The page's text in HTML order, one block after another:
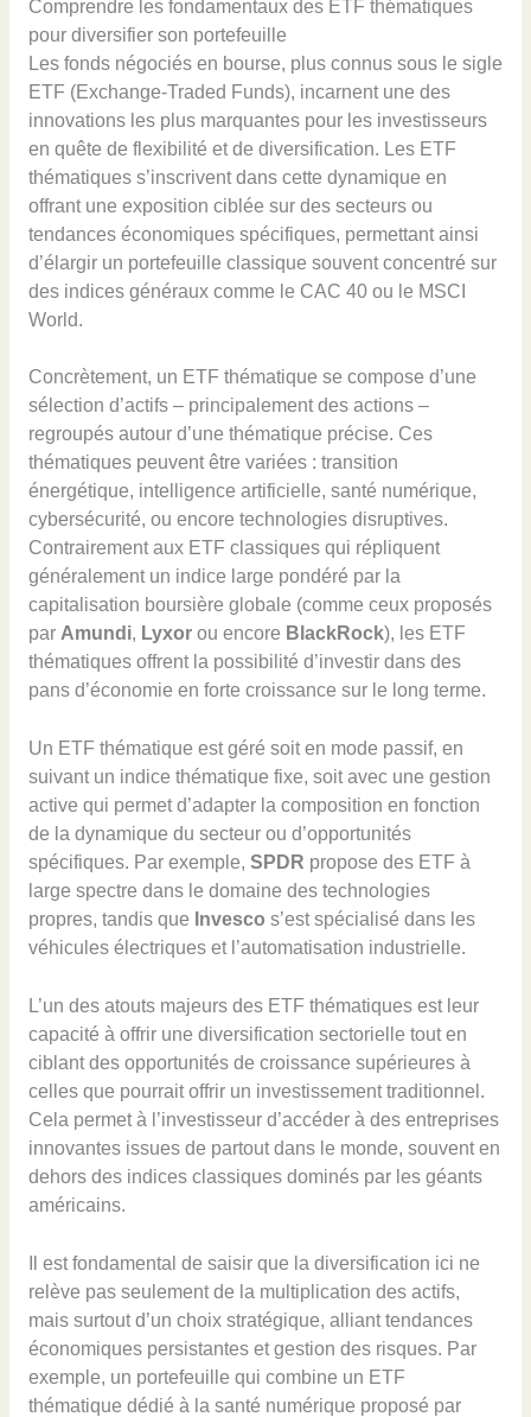
Comprendre les fondamentaux des ETF thématiques
pour diversifier son portefeuille
Les fonds négociés en bourse, plus connus sous le sigle
ETF (Exchange-Traded Funds), incarnent une des
innovations les plus marquantes pour les investisseurs
en quête de flexibilité et de diversification. Les ETF
thématiques s’inscrivent dans cette dynamique en
offrant une exposition ciblée sur des secteurs ou
tendances économiques spécifiques, permettant ainsi
d’élargir un portefeuille classique souvent concentré sur
des indices généraux comme le CAC 40 ou le MSCI
World.
Concrètement, un ETF thématique se compose d’une
sélection d’actifs – principalement des actions –
regroupés autour d’une thématique précise. Ces
thématiques peuvent être variées : transition
énergétique, intelligence artificielle, santé numérique,
cybersécurité, ou encore technologies disruptives.
Contrairement aux ETF classiques qui répliquent
généralement un indice large pondéré par la
capitalisation boursière globale (comme ceux proposés
par Amundi, Lyxorou encore BlackRock), les ETF
thématiques offrent la possibilité d’investir dans des
pans d’économie en forte croissance sur le long terme.
Un ETF thématique est géré soit en mode passif, en
suivant un indice thématique fixe, soit avec une gestion
active qui permet d’adapter la composition en fonction
de la dynamique du secteur ou d’opportunités
spécifiques. Par exemple, SPDR propose des ETF à
large spectre dans le domaine des technologies
propres, tandis que Invesco s’est spécialisé dans les
véhicules électriques et l’automatisation industrielle.
L’un des atouts majeurs des ETF thématiques est leur
capacité à offrir une diversification sectorielle tout en
ciblant des opportunités de croissance supérieures à
celles que pourrait offrir un investissement traditionnel.
Cela permet à l’investisseur d’accéder à des entreprises
innovantes issues de partout dans le monde, souvent en
dehors des indices classiques dominés par les géants
américains.
Il est fondamental de saisir que la diversification ici ne
relève pas seulement de la multiplication des actifs,
mais surtout d’un choix stratégique, alliant tendances
économiques persistantes et gestion des risques. Par
exemple, un portefeuille qui combine un ETF
thématique dédié à la santé numérique proposé par